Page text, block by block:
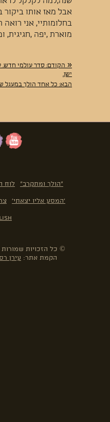
אבל מאז אותו ביקור
בחלומותיי, אני
מוארת ,יפה ,חגיגית,
« הקודם: סדר עולמי חדש.
ישן.
הבא: כל אחד הולך במעגל
"הולך ומתקרב" לוח
'המסע אליו יצאתי'
© כל הזכויות שמורות
הקמת אתר: עירן